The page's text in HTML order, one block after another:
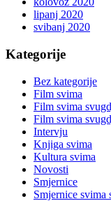
lipanj 2020
svibanj 2020
Kategorije
Bez kategorije
Film svima
Film svima
Film svima
Intervju
Knjiga svima
Kultura svima
Novosti
Smjernice
Smjernice svima